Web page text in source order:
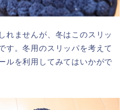
れませんが、冬はこのスリッ
す。冬用のスリッパを考えて
ルを利用してみてはいかがで